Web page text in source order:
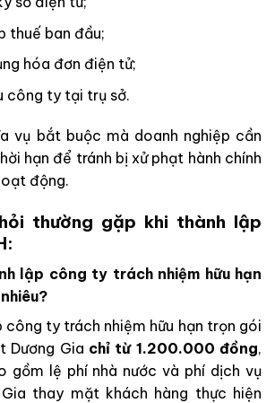
thuế ban đầu;
hóa đơn điện tử;
công ty tại trụ sở.
vụ bắt buộc mà doanh nghiệp cần
hạn để tránh bị xử phạt hành chính
động.
thường gặp khi thành lập
lập công ty trách nhiệm hữu hạn
công ty trách nhiệm hữu hạn trọn gói
Dương Gia chỉ từ 1.200.000 đồng,
gồm lệ phí nhà nước và phí dịch vụ
thay mặt khách hàng thực hiện